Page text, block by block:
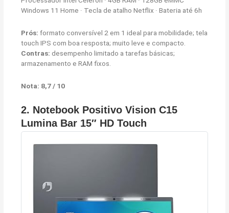
Windows 11 Home · Tecla de atalho Netflix · Bateria até 6h
Prós: formato conversível 2 em 1 ideal para mobilidade; tela
touch IPS com boa resposta; muito leve e compacto.
Contras: desempenho limitado a tarefas básicas;
armazenamento e RAM fixos.
Nota: 8,7 / 10
2. Notebook Positivo Vision C15
Lumina Bar 15″ HD Touch